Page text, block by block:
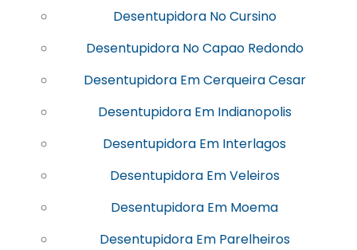
Desentupidora No Cursino
Desentupidora No Capao Redondo
Desentupidora Em Cerqueira Cesar
Desentupidora Em Indianopolis
Desentupidora Em Interlagos
Desentupidora Em Veleiros
Desentupidora Em Moema
Desentupidora Em Parelheiros